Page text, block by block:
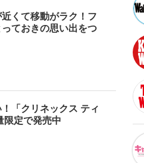
くて移動がラク！フ
ておきの思い出をつ
「クリネックス ティ
限定で発売中